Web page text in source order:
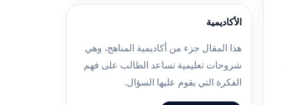
الأكاديمية
هذا المقال جزء من أكاديمية المناهج، وهي
شروحات تعليمية تساعد الطالب على فهم
الفكرة التي يقوم عليها السؤال.